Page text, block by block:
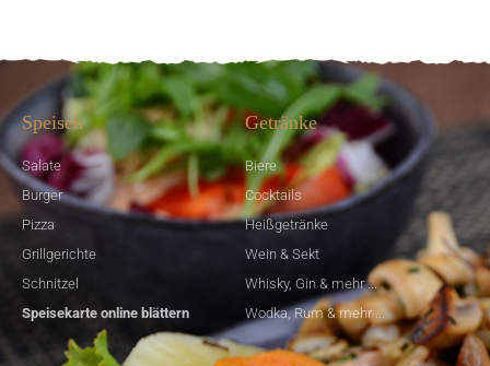
Speisen
Salate
Burger
Pizza
Grillgerichte
Schnitzel
Speisekarte online blättern
Getränke
Biere
Cocktails
Heißgetränke
Wein & Sekt
Whisky, Gin & mehr ...
Wodka, Rum & mehr ...